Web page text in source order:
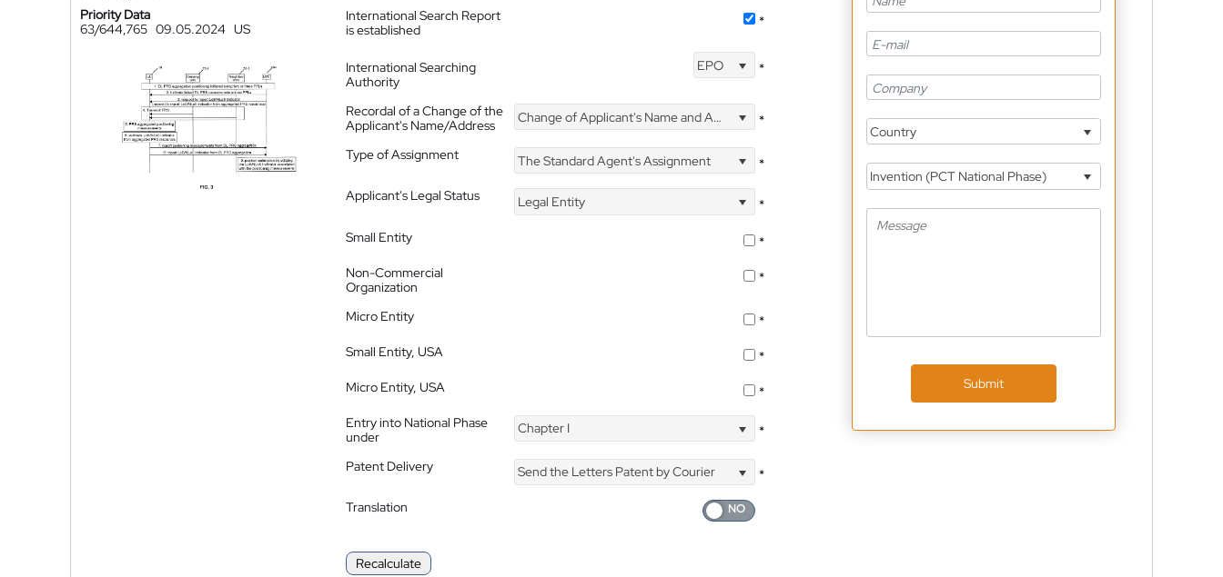
Priority Data
63/644,765 09.05.2024 US
International Search Report
is established
*
International Searching
Authority
EPO *
Recordal of a Change of the
Applicant's Name/Address
Change of Applicant's Name and Address *
Type of Assignment The Standard Agent's Assignment
*
Applicant's Legal Status
Legal Entity
*
Small Entity
*
Non-Commercial
Organization
*
Micro Entity
*
Small Entity, USA
*
Micro Entity, USA
*
Entry into National Phase
under
Chapter I *
Patent Delivery Send the Letters Patent by Courier
*
Translation
Recalculate
Country
Invention (PCT National Phase)
Submit